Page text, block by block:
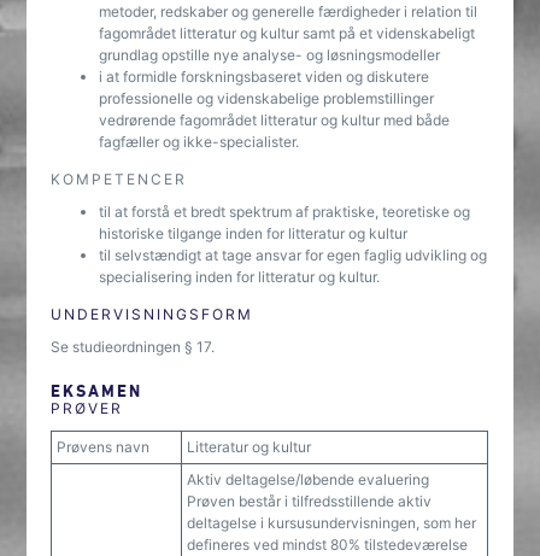
metoder, redskaber og generelle færdigheder i relation til
fagområdet litteratur og kultur samt på et videnskabeligt
grundlag opstille nye analyse- og løsningsmodeller
i at formidle forskningsbaseret viden og diskutere
professionelle og videnskabelige problemstillinger
vedrørende fagområdet litteratur og kultur med både
fagfæller og ikke-specialister.
KOMPETENCER
til at forstå et bredt spektrum af praktiske, teoretiske og
historiske tilgange inden for litteratur og kultur
til selvstændigt at tage ansvar for egen faglig udvikling og
specialisering inden for litteratur og kultur.
UNDERVISNINGSFORM
Se studieordningen § 17.
EKSAMEN
PRØVER
Prøvens navn Litteratur og kultur
Aktiv deltagelse/løbende evaluering
Prøven består i tilfredsstillende aktiv
deltagelse i kursusundervisningen, som her
defineres ved mindst 80% tilstedeværelse